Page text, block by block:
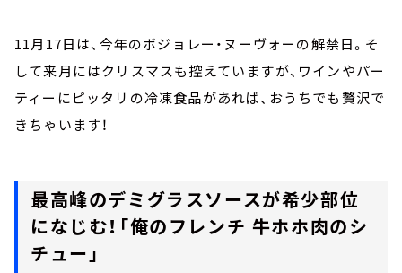
11月17日は、今年のボジョレー・ヌーヴォーの解禁日。そ
して来月にはクリスマスも控えていますが、ワインやパー
ティーにピッタリの冷凍食品があれば、おうちでも贅沢で
きちゃいます！
最高峰のデミグラスソースが希少部位
になじむ！「俺のフレンチ 牛ホホ肉のシ
チュー」